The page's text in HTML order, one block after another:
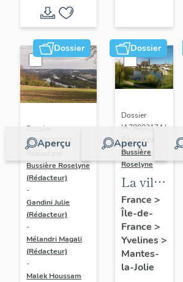
Dossier
Aperçu
Dossier
IA78002272 |
Bussière Roselyne
(Rédacteur)
-
Gandini Julie
(Rédacteur)
-
Mélandri Magali
(Rédacteur)
-
Malek Houssam
Dossier
Aperçu
Dossier
IA78002174 |
Réalisé par
Bussière
Roselyne
La ville
de
Mantes-
la-Jolie
France >
Île-de-
France >
Yvelines>
Mantes-
la-Jolie